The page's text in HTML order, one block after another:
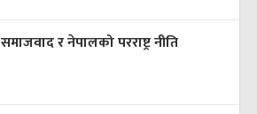
समाजवाद र नेपालको परराष्ट्र नीति